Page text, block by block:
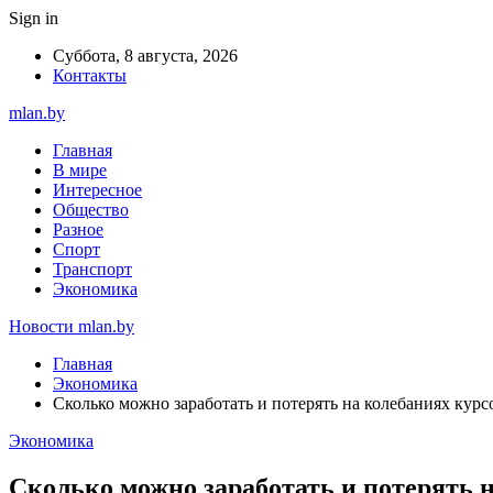
Sign in
Суббота, 8 августа, 2026
Контакты
mlan.by
Главная
В мире
Интересное
Общество
Разное
Спорт
Транспорт
Экономика
Новости mlan.by
Главная
Экономика
Сколько можно заработать и потерять на колебаниях
Экономика